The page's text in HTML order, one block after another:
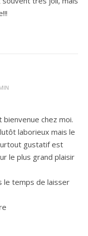
bienvenue chez moi.
laborieux mais le
gustatif est
le plus grand plaisir
le temps de laisser